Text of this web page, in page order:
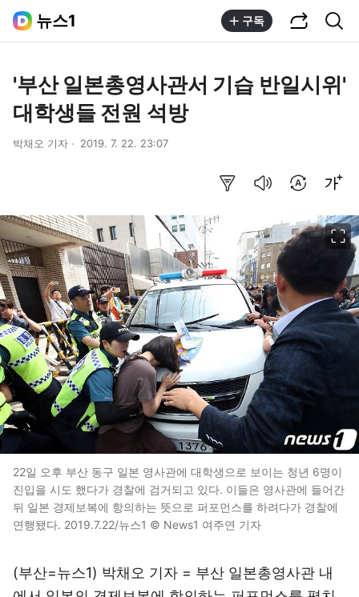
뉴스1 구독
'부산 일본총영사관서 기습 반일시위'
대학생들 전원 석방
박채오 기자 2019. 7. 22. 23:07
22일 오후 부산 동구 일본 영사관에 대학생으로 보이는 청년 6명이
진입을 시도 했다가 경찰에 검거되고 있다. 이들은 영사관에 들어간
뒤 일본 경제보복에 항의하는 뜻으로 퍼포먼스를 하려다가 경찰에
연행됐다. 2019.7.22/뉴스1 © News1 여주연 기자
(부산=뉴스1) 박채오 기자 = 부산 일본총영사관 내